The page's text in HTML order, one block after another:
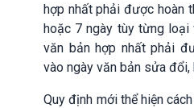
hợp nhất phải được hoàn
hoặc 7 ngày tùy từng loại
văn bản hợp nhất phải
vào ngày văn bản sửa
Quy định mới thể hiện